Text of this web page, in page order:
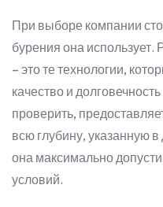
При выборе компании
бурения она
– это те технологии,
качество и
проверить,
всю глубину, указанную
она максимально
условий.